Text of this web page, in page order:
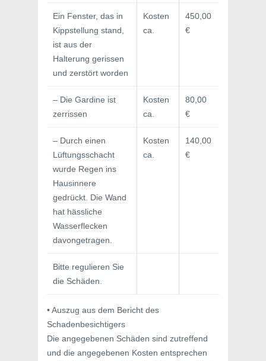
Ein Fenster, das in
Kippstellung stand,
ist aus der
Halterung gerissen
und zerstört worden
Kosten
ca.
450,00
€
– Die Gardine ist
zerrissen
Kosten
ca.
80,00
€
– Durch einen
Lüftungsschacht
wurde Regen ins
Hausinnere
gedrückt. Die Wand
hat hässliche
Wasserflecken
davongetragen.
Kosten
ca.
140,00
€
Bitte regulieren Sie
die Schäden.
• Auszug aus dem Bericht des
Schadenbesichtigers
Die angegebenen Schäden sind zutreffend
und die angegebenen Kosten entsprechen